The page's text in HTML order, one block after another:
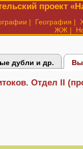
проект
| География |
ЖЖ |
дубли и др.
Отдел II